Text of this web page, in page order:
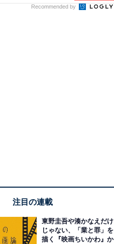
Recommended by
注目の連載
東野圭吾や湊かなえだけ
じゃない、「業と罪」を
描く『映画ちいかわ』か